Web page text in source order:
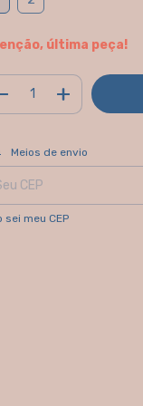
última peça!
para o CEP:
Meios de envio
sei meu CEP